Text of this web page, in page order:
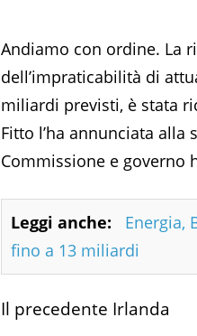
Andiamo con ordine. La
dell’impraticabilità di
miliardi previsti, è stata
Fitto l’ha annunciata alla
Commissione e governo
Leggi anche:
Energia,
fino a 13 miliardi
Il precedente Irlanda